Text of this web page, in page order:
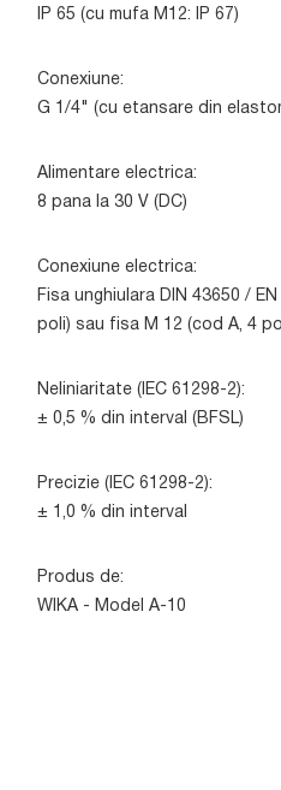
IP 65 (cu mufa M12: IP 67)
Conexiune:
G 1/4" (cu etansare din
Alimentare electrica:
8 pana la 30 V (DC)
Conexiune electrica:
Fisa unghiulara DIN 43650 /
poli) sau fisa M 12 (cod A, 4
Neliniaritate (IEC 61298-2):
± 0,5 % din interval (BFSL)
Precizie (IEC 61298-2):
± 1,0 % din interval
Produs de:
WIKA - Model A-10